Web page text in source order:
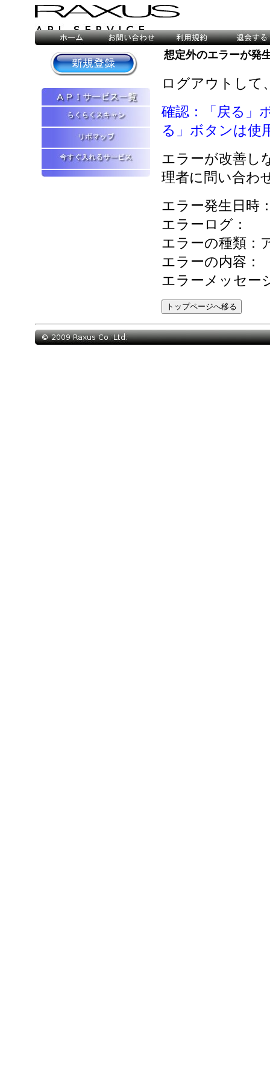
想定外のエラーが発
ログアウトして
確認：「戻る」
る」ボタンは使
エラーが改善し
理者に問い合わ
エラー発生日時
エラーログ：
エラーの種類：
エラーの内容：
エラーメッセー